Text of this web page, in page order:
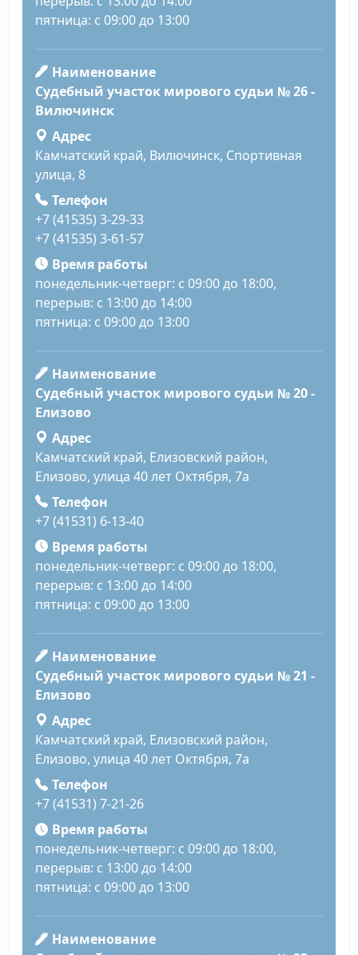
пятница: с 09:00 до 13:00
Наименование
Судебный участок мирового судьи № 26 -
Вилючинск
Адрес
Камчатский край, Вилючинск, Спортивная
улица, 8
Телефон
+7 (41535) 3-29-33
+7 (41535) 3-61-57
Время работы
понедельник-четверг: с 09:00 до 18:00,
перерыв: с 13:00 до 14:00
пятница: с 09:00 до 13:00
Наименование
Судебный участок мирового судьи № 20 -
Елизово
Адрес
Камчатский край, Елизовский район,
Елизово, улица 40 лет Октября, 7а
Телефон
+7 (41531) 6-13-40
Время работы
понедельник-четверг: с 09:00 до 18:00,
перерыв: с 13:00 до 14:00
пятница: с 09:00 до 13:00
Наименование
Судебный участок мирового судьи № 21 -
Елизово
Адрес
Камчатский край, Елизовский район,
Елизово, улица 40 лет Октября, 7а
Телефон
+7 (41531) 7-21-26
Время работы
понедельник-четверг: с 09:00 до 18:00,
перерыв: с 13:00 до 14:00
пятница: с 09:00 до 13:00
Наименование